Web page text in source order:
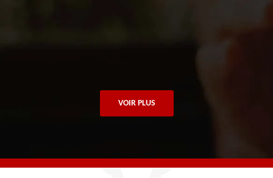
VOIR PLUS